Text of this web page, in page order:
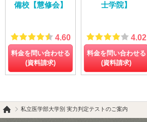
備校【慧修会】
4.60
料金を問い合わせる
(資料請求)
士学院】
4.02
料金を問い合わせる
(資料請求)
私立医学部大学別 実力判定テストのご案内